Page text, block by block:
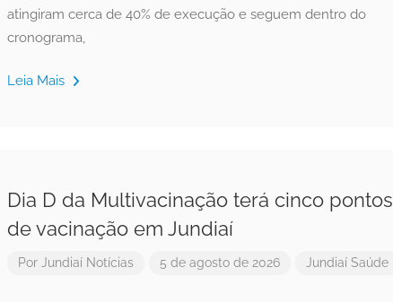
atingiram cerca de 40% de execução e seguem dentro do
cronograma,
Leia Mais
Dia D da Multivacinação terá cinco pontos
de vacinação em Jundiaí
Por Jundiaí Notícias 5 de agosto de 2026 Jundiaí Saúde